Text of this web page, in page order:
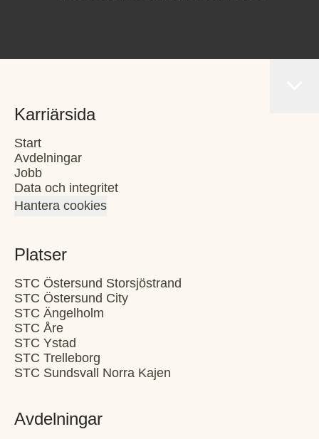
Karriärsida
Start
Avdelningar
Jobb
Data och integritet
Hantera cookies
Platser
STC Östersund Storsjöstrand
STC Östersund City
STC Ängelholm
STC Åre
STC Ystad
STC Trelleborg
STC Sundsvall Norra Kajen
Avdelningar